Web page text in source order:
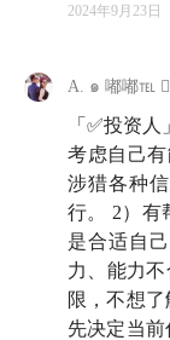
2024年9月23日
A. ๑ 嘟嘟℡ 
「✅投资
考虑自己
涉猎各种
行。 2）有
是合适自
力、能力
限，不想了
先决定当前